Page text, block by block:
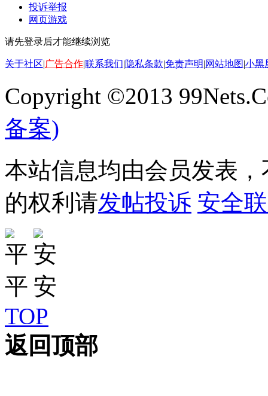
投诉举报
网页游戏
请先登录后才能继续浏览
关于社区|广告合作|联系我们|隐私条款|免责声明|网站地图|小黑
Copyright ©2013
备案)
本站信息均由会员发表
的权利请发帖投诉 安全
TOP
返回顶部